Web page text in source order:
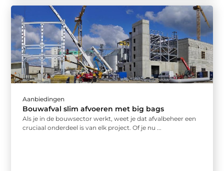
Aanbiedingen
Bouwafval slim afvoeren met big bags
Als je in de bouwsector werkt, weet je dat afvalbeheer een
cruciaal onderdeel is van elk project. Of je nu ...